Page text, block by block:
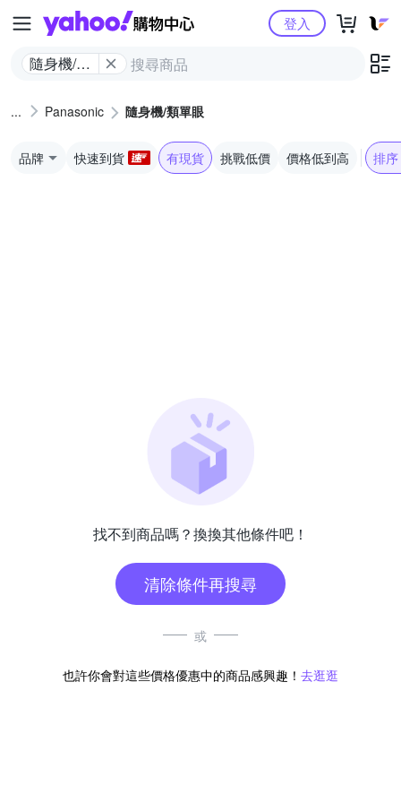
Yahoo購物中心
隨身機/類
登入
Panasonic 隨身機/類單眼
品牌 快速到貨 有現貨 挑戰低價 價格低到高 排序
找不到商品嗎？換換其他條件吧！
清除條件再搜尋
或
也許你會對這些價格優惠中的商品感興趣！ 去逛逛